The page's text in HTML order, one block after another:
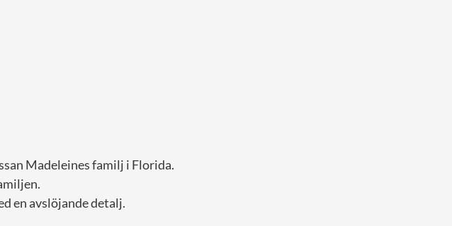
Madeleines familj i Florida.
en avslöjande detalj.